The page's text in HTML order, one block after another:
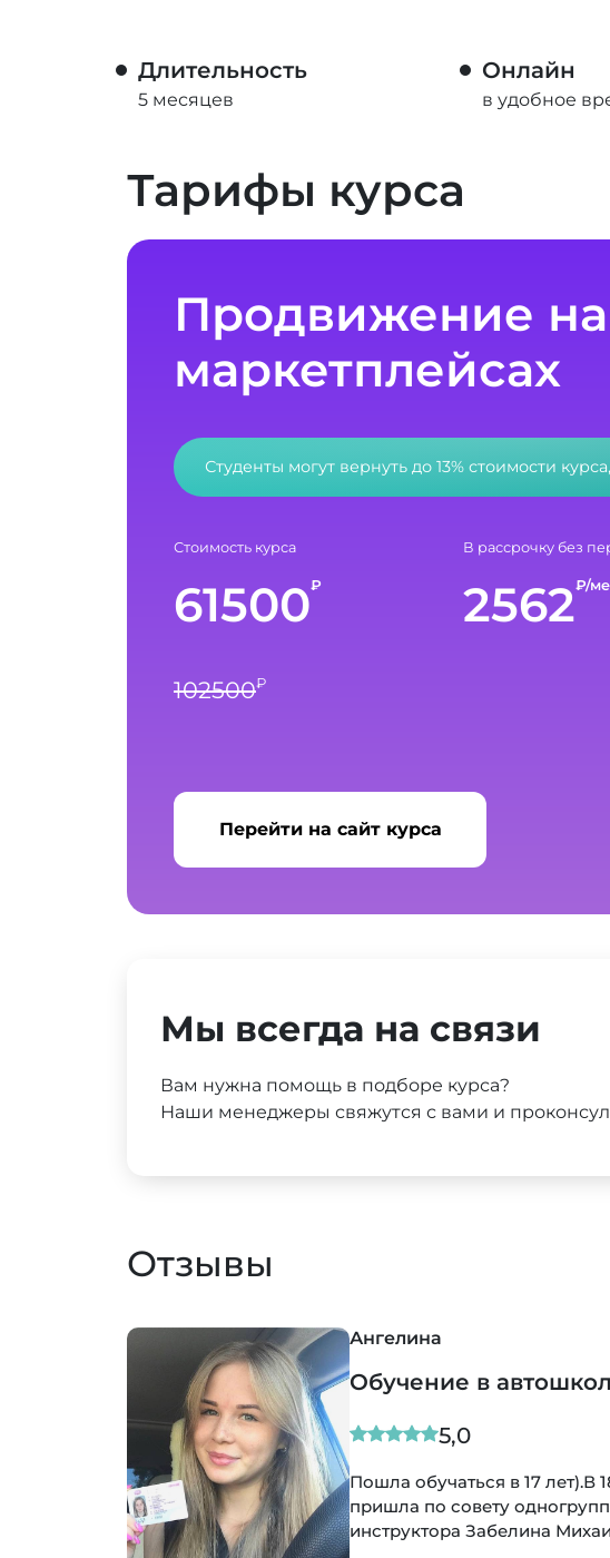
Длительность
5 месяцев
Онлайн
в удобное
Тарифы курса
Продвижение на
маркетплейсах
Студенты могут вернуть до 13% стоимости
Стоимость курса
61500₽
102500₽
В рассрочку без
2562₽/
Перейти на сайт курса
Мы всегда на связи
Вам нужна помощь в подборе курса?
Наши менеджеры свяжутся с вами и
Отзывы
водитель)Хочу порекомендовать данную школу,я
от девочек администраторов до моего